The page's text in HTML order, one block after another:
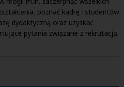
poznać kadrę i studentów
dydaktyczną oraz uzyskać
pytania związane z rekrutacją.